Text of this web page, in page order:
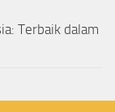
Terbaik dalam